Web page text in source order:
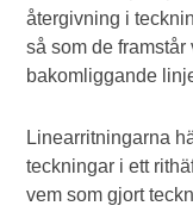
återgivning i
så som de
bakomliggande
Linearritningarna
teckningar i ett
vem som gjort